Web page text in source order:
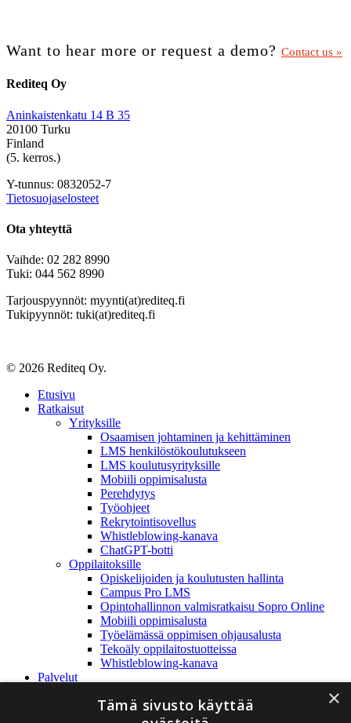
Want to hear more or request a demo? Contact us »
Rediteq Oy
Aninkaistenkatu 14 B 35
20100 Turku
Finland
(5. kerros.)
Y-tunnus: 0832052-7
Tietosuojaselosteet
Ota yhteyttä
Vaihde: 02 282 8990
Tuki: 044 562 8990
Tarjouspyynnöt: myynti(at)rediteq.fi
Tukipyynnöt: tuki(at)rediteq.fi
© 2026 Rediteq Oy.
Close
Menu
Etusivu
Ratkaisut
Yrityksille
Osaamisen johtaminen ja kehittäminen
LMS henkilöstökoulutukseen
LMS koulutusyrityksille
Mobiili oppimisalusta
Perehdytys
Työohjeet
Rekrytointisovellus
Whistleblowing-kanava
ChatGPT-botti
Oppilaitoksille
Opiskelijoiden ja koulutusten hallinta
Campus Pro LMS
Opintohallinnon valmisratkaisu Sopro Online
Mobiili oppimisalusta
Työelämässä oppimisen ohjausalusta
Tekoäly oppilaitostuotteissa
Whistleblowing-kanava
Palvelut
×
Tämä sivusto käyttää